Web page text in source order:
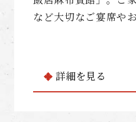
など大切なご宴席や
詳細を見る